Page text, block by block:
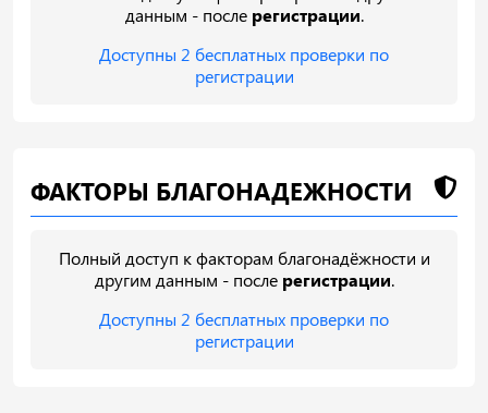
данным - после регистрации.
Доступны 2 бесплатных проверки по
регистрации
ФАКТОРЫ БЛАГОНАДЕЖНОСТИ
Полный доступ к факторам благонадёжности и
другим данным - после регистрации.
Доступны 2 бесплатных проверки по
регистрации